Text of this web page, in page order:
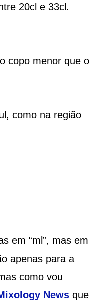
20cl e 33cl.
copo menor que o
como na região
em “ml”, mas em
apenas para a
como vou
Newsque